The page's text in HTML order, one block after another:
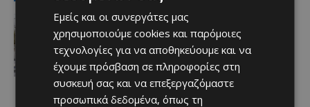
Ειδήσεις
ΚΕΡΑΙΕΣ ΣΤΙΣ ΒΡΕΤΑΝΙΚΕΣ ΒΑΣΕΙΣ –
Terra Cypria και BirdLife
συμμερίζονται τις ανησυχίες: «Κάθε
νέα ανάπτυξη απαιτεί ιδιαίτερη
προσοχή»
Afentiko 07/08/2026
Εμείς και οι συνεργάτες μας
χρησιμοποιούμε cookies και παρόμοιες
τεχνολογίες για να αποθηκεύουμε και να
έχουμε πρόσβαση σε πληροφορίες στη
συσκευή σας και να επεξεργαζόμαστε
προσωπικά δεδομένα, όπως τη